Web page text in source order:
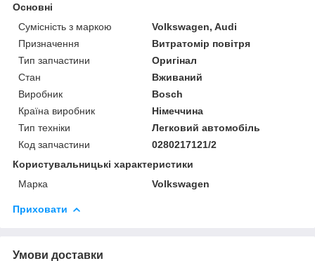
Основні
Сумісність з маркою
Volkswagen, Audi
Призначення
Витратомір повітря
Тип запчастини
Оригінал
Стан
Вживаний
Виробник
Bosch
Країна виробник
Німеччина
Тип техніки
Легковий автомобіль
Код запчастини
0280217121/2
Користувальницькі характеристики
Марка
Volkswagen
Приховати
Умови доставки